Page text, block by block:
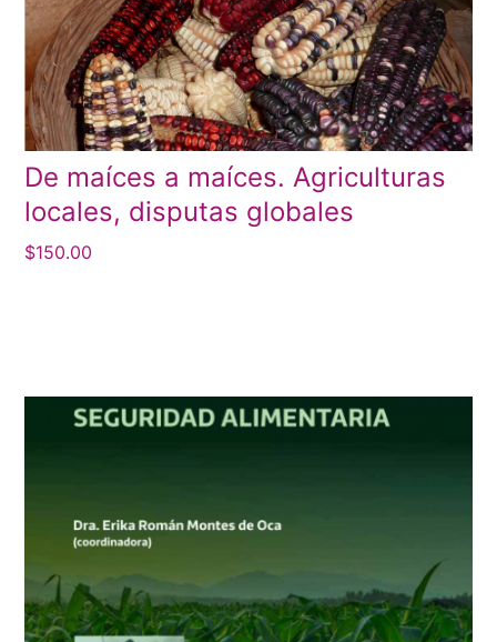
De maíces a maíces. Agriculturas
locales, disputas globales
$150.00